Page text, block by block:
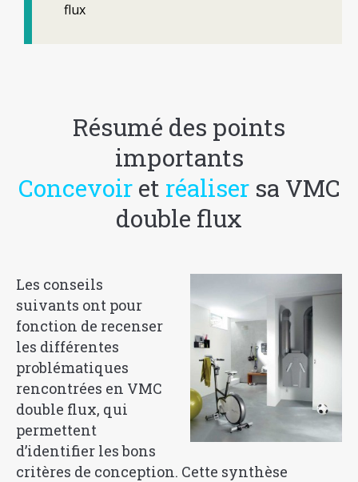
flux
Résumé des points
importants
Concevoiret réalisersa VMC
double flux
Les conseils
suivants ont pour
fonction de recenser
les différentes
problématiques
rencontrées en VMC
double flux, qui
permettent
d’identifier les bons
critères de conception. Cette synthèse